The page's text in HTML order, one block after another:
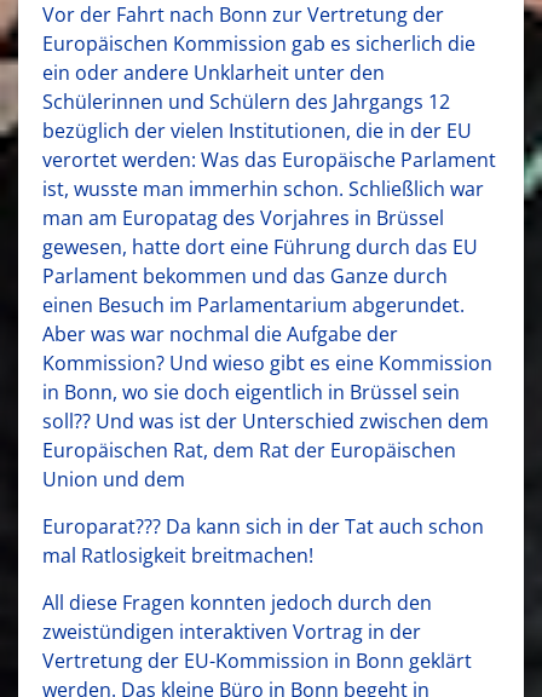
Vor der Fahrt nach Bonn zur Vertretung der
Europäischen Kommission gab es sicherlich die
ein oder andere Unklarheit unter den
Schülerinnen und Schülern des Jahrgangs 12
bezüglich der vielen Institutionen, die in der EU
verortet werden: Was das Europäische Parlament
ist, wusste man immerhin schon. Schließlich war
man am Europatag des Vorjahres in Brüssel
gewesen, hatte dort eine Führung durch das EU
Parlament bekommen und das Ganze durch
einen Besuch im Parlamentarium abgerundet.
Aber was war nochmal die Aufgabe der
Kommission? Und wieso gibt es eine Kommission
in Bonn, wo sie doch eigentlich in Brüssel sein
soll?? Und was ist der Unterschied zwischen dem
Europäischen Rat, dem Rat der Europäischen
Union und dem
Europarat??? Da kann sich in der Tat auch schon
mal Ratlosigkeit breitmachen!
All diese Fragen konnten jedoch durch den
zweistündigen interaktiven Vortrag in der
Vertretung der EU-Kommission in Bonn geklärt
werden. Das kleine Büro in Bonn begeht in